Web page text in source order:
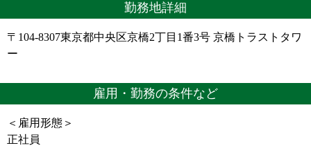
勤務地詳細
〒104-8307東京都中央区京橋2丁目1番3号 京橋トラストタワ
ー
雇用・勤務の条件など
＜雇用形態＞
正社員